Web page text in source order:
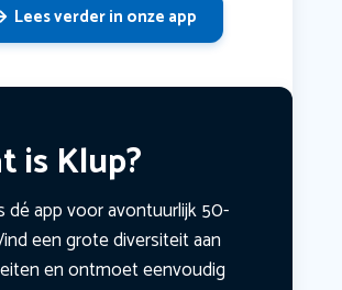
Lees verder in onze app
is Klup?
dé app voor avontuurlijk 50-
een grote diversiteit aan
en ontmoet eenvoudig